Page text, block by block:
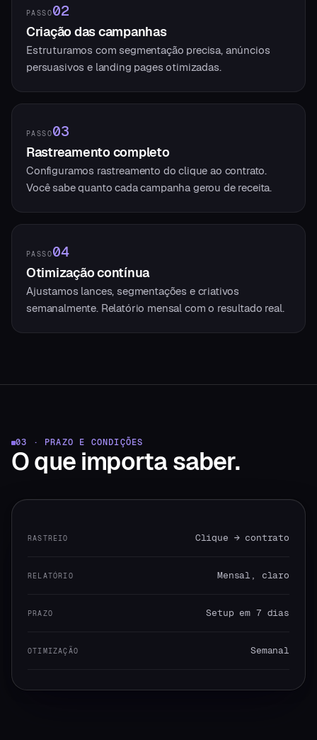
PASSO02
Criação das campanhas
Estruturamos com segmentação precisa, anúncios
persuasivos e landing pages otimizadas.
PASSO03
Rastreamento completo
Configuramos rastreamento do clique ao contrato.
Você sabe quanto cada campanha gerou de receita.
PASSO04
Otimização contínua
Ajustamos lances, segmentações e criativos
semanalmente. Relatório mensal com o resultado real.
03 · PRAZO E CONDIÇÕES
O que importa saber.
RASTREIO Clique → contrato
RELATÓRIO Mensal, claro
PRAZO Setup em 7 dias
OTIMIZAÇÃO Semanal